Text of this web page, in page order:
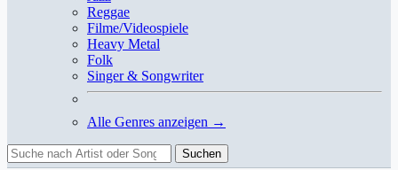
Reggae
Filme/Videospiele
Heavy Metal
Folk
Singer & Songwriter
Alle Genres anzeigen →
Suchen